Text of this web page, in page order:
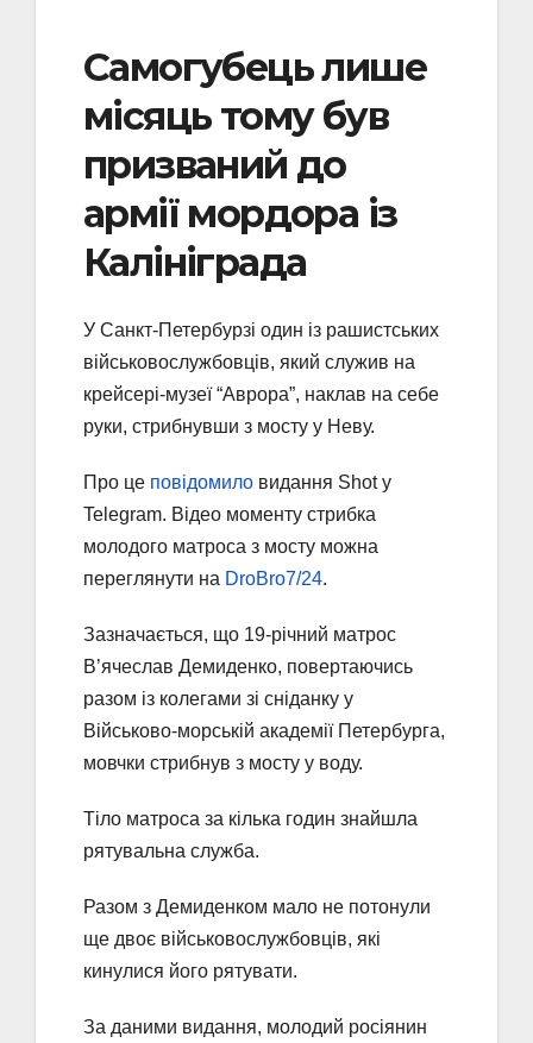
Самогубець лише
місяць тому був
призваний до
армії мордора із
Калініграда
У Санкт-Петербурзі один із рашистських
військовослужбовців, який служив на
крейсері-музеї “Аврора”, наклав на себе
руки, стрибнувши з мосту у Неву.
Про це повідомило видання Shot у
Telegram. Відео моменту стрибка
молодого матроса з мосту можна
переглянути на DroBro7/24.
Зазначається, що 19-річний матрос
В’ячеслав Демиденко, повертаючись
разом із колегами зі сніданку у
Військово-морській академії Петербурга,
мовчки стрибнув з мосту у воду.
Тіло матроса за кілька годин знайшла
рятувальна служба.
Разом з Демиденком мало не потонули
ще двоє військовослужбовців, які
кинулися його рятувати.
За даними видання, молодий росіянин